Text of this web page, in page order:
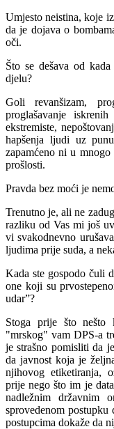
Umjesto neistina, koje
da je dojava o
oči.
Što se dešava od
djelu?
Goli revanšizam,
proglašavanje
ekstremiste,
hapšenja ljudi uz
zapamćeno ni u
prošlosti.
Pravda bez moći je
Trenutno je, ali ne
razliku od Vas mi još
vi svakodnevno
ljudima prije suda, a
Kada ste gospodo čuli
one koji su
udar”?
Stoga prije što
"mrskog" vam DPS-a
je strašno pomisliti da
da javnost koja je
njihovog etiketiranja,
prije nego što im je
nadležnim državnim
sprovedenom
postupcima dokaže da